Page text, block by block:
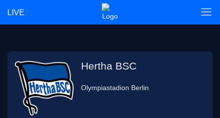
LIVE
Hertha BSC
Olympiastadion Berlin